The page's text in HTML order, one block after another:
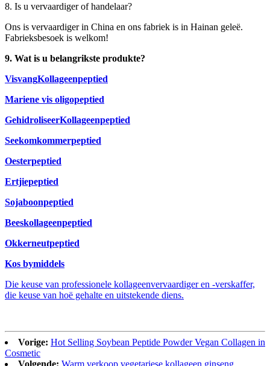
8. Is u vervaardiger of handelaar?
Ons is vervaardiger in China en ons fabriek is in Hainan geleë.
Fabrieksbesoek is welkom!
9. Wat is u belangrikste produkte?
VisvangKollageenpeptied
Mariene vis oligopeptied
GehidroliseerKollageenpeptied
Seekomkommerpeptied
Oesterpeptied
Ertjiepeptied
Sojaboonpeptied
Beeskollageenpeptied
Okkerneutpeptied
Kos bymiddels
Die keuse van professionele kollageenvervaardiger en -verskaffer,
die keuse van hoë gehalte en uitstekende diens.
Vorige: Hot Selling Soybean Peptide Powder Vegan Collagen in
Cosmetic
Volgende: Warm verkoop vegetariese kollageen ginseng